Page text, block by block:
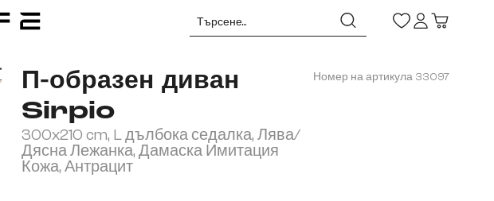
П-образен диван
Sirpio
300x210 cm, L дълбока седалка, Лява/
Дясна Лежанка, Дамаска Имитация
Кожа, Антрацит
Номер на артикула 33097